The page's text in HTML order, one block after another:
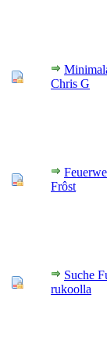
Chris G
Frôst
Suche
rukoolla